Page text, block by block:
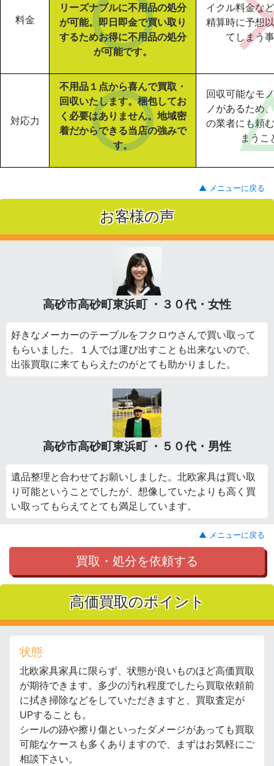
料金
リーズナブルに不用品の処分
が可能。即日即金で買い取り
するためお得に不用品の処分
が可能です。
イクル料金な
精算時に予想
てしまう
対応力
不用品１点から喜んで買取・
回収いたします。梱包してお
く必要はありません。地域密
着だからできる当店の強みで
す。
回収可能なモ
ノがあるため
の業者にも頼
まうこ
▲ メニューに戻る
お客様の声
高砂市高砂町東浜町 ・３０代・女性
好きなメーカーのテーブルをフクロウさんで買い取って
もらいました。１人では運び出すことも出来ないので、
出張買取に来てもらえたのがとても助かりました。
高砂市高砂町東浜町 ・５０代・男性
遺品整理と合わせてお願いしました。北欧家具は買い取
り可能ということでしたが、想像していたよりも高く買
い取ってもらえてとても満足しています。
▲ メニューに戻る
買取・処分を依頼する
高価買取のポイント
状態
北欧家具家具に限らず、状態が良いものほど高価買取
が期待できます。多少の汚れ程度でしたら買取依頼前
に拭き掃除などをしていただきますと、買取査定が
UPすることも。
シールの跡や擦り傷といったダメージがあっても買取
可能なケースも多くありますので、まずはお気軽にご
相談下さい。